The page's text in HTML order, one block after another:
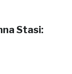
Stasi: